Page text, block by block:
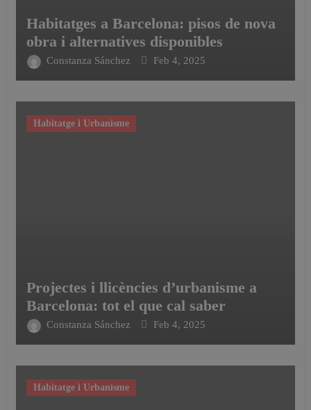
Habitatges a Barcelona: pisos de nova
obra i alternatives disponibles
Constanza Sánchez Feb 4, 2025
Habitatge i Urbanisme
Projectes i llicències d’urbanisme a
Barcelona: tot el que cal saber
Constanza Sánchez Feb 4, 2025
Habitatge i Urbanisme